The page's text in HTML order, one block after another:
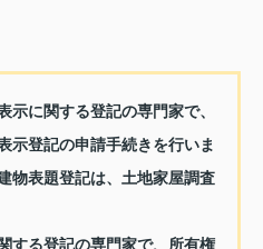
示に関する登記の専門家で、
示登記の申請手続きを行いま
物表題登記は、土地家屋調査
する登記の専門家で、所有権